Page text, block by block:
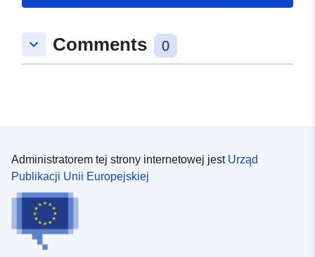
keyboard_arrow_down Comments 0
Administratorem tej strony internetowej jest Urząd
Publikacji Unii Europejskiej